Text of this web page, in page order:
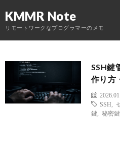
KMMR Note
リモートワークなプログラマーのメモ
SSH鍵
作り方
SSH
鍵
秘密鍵